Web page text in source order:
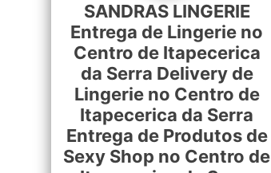
SANDRAS LINGERIE
Entrega de Lingerie no
Centro de Itapecerica
da Serra Delivery de
Lingerie no Centro de
Itapecerica da Serra
Entrega de Produtos de
Sexy Shop no Centro de